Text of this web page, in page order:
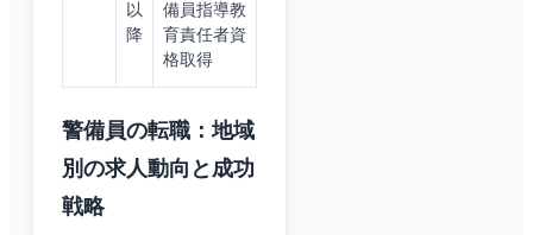
以
降
備員指導教
育責任者資
格取得
警備員の転職：地域
別の求人動向と成功
戦略